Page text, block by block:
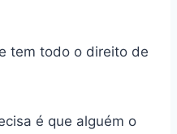
tem todo o direito de
é que alguém o